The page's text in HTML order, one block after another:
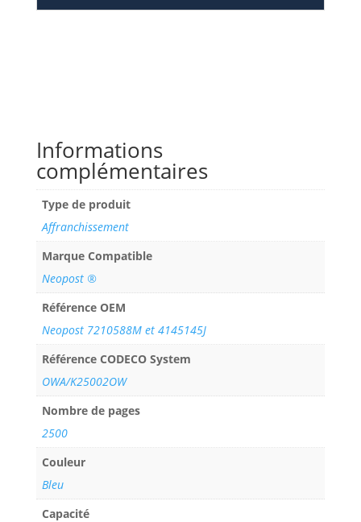
Informations
complémentaires
Type de produit
Affranchissement
Marque Compatible
Neopost ®
Référence OEM
Neopost 7210588M et 4145145J
Référence CODECO System
OWA/K25002OW
Nombre de pages
2500
Couleur
Bleu
Capacité